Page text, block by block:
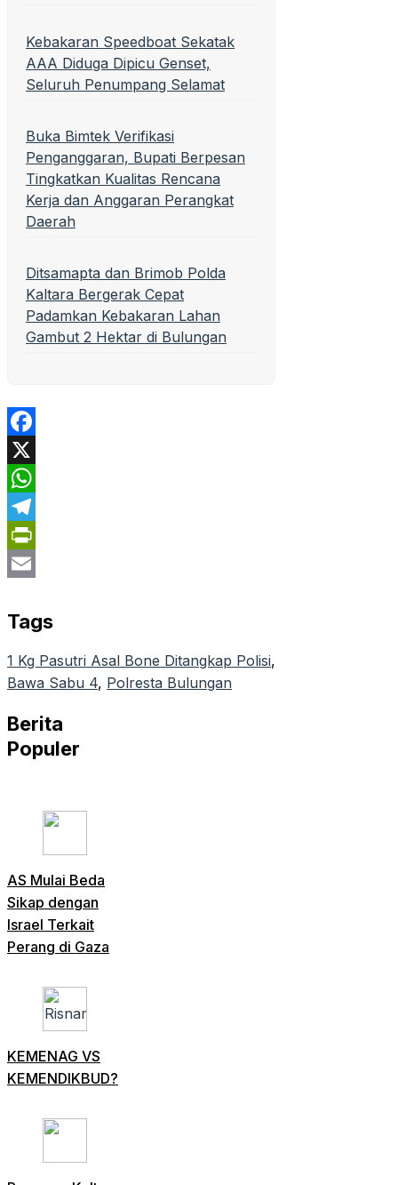
Kebakaran Speedboat Sekatak
AAA Diduga Dipicu Genset,
Seluruh Penumpang Selamat
Buka Bimtek Verifikasi
Penganggaran, Bupati Berpesan
Tingkatkan Kualitas Rencana
Kerja dan Anggaran Perangkat
Daerah
Ditsamapta dan Brimob Polda
Kaltara Bergerak Cepat
Padamkan Kebakaran Lahan
Gambut 2 Hektar di Bulungan
Facebook
X
WhatsApp
Telegram
PrintFriendly
Tags
1 Kg Pasutri Asal Bone Ditangkap Polisi
Bawa Sabu 4, Polresta Bulungan
Berita
Populer
AS Mulai Beda
Sikap dengan
Israel Terkait
Perang di Gaza
KEMENAG VS
KEMENDIKBUD?